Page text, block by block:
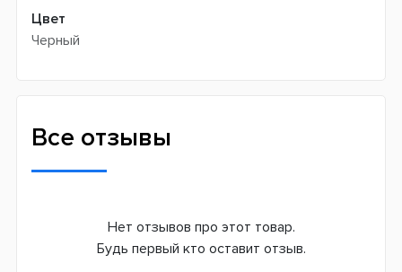
Цвет
Черный
Все отзывы
Нет отзывов про этот товар.
Будь первый кто оставит отзыв.